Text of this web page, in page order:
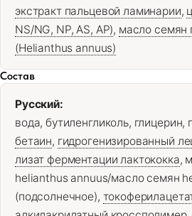
экстракт пальцевой ламинарии,
NS/NG, NP, AS, AP), масло семян
(Helianthus annuus)
Состав
Русский:
вода, бутиленгликоль, глицерин,
бетаин, гидрогенизированный
лизат ферментации лактококка,
helianthus annuus/масло семян
(подсолнечное),